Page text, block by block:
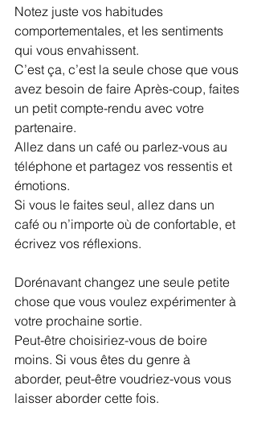
Notez juste vos habitudes
comportementales, et les sentiments
qui vous envahissent.
C’est ça, c’est la seule chose que vous
avez besoin de faire Après-coup, faites
un petit compte-rendu avec votre
partenaire.
Allez dans un café ou parlez-vous au
téléphone et partagez vos ressentis et
émotions.
Si vous le faites seul, allez dans un
café ou n’importe où de confortable, et
écrivez vos réflexions.
Dorénavant changez une seule petite
chose que vous voulez expérimenter à
votre prochaine sortie.
Peut-être choisiriez-vous de boire
moins. Si vous êtes du genre à
aborder, peut-être voudriez-vous vous
laisser aborder cette fois.